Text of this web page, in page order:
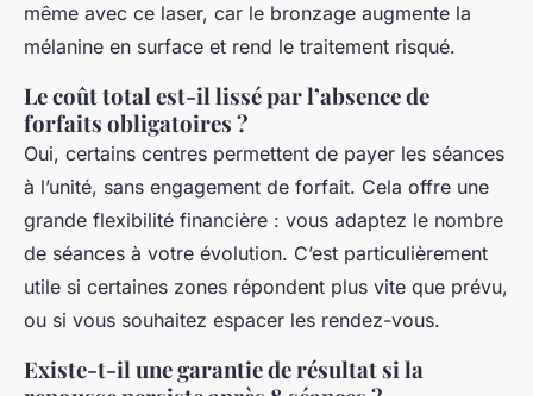
même avec ce laser, car le bronzage augmente la
mélanine en surface et rend le traitement risqué.
Le coût total est-il lissé par l’absence de
forfaits obligatoires ?
Oui, certains centres permettent de payer les séances
à l’unité, sans engagement de forfait. Cela offre une
grande flexibilité financière : vous adaptez le nombre
de séances à votre évolution. C’est particulièrement
utile si certaines zones répondent plus vite que prévu,
ou si vous souhaitez espacer les rendez-vous.
Existe-t-il une garantie de résultat si la